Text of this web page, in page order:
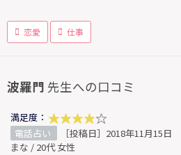
恋愛 仕事
波羅門 先生への口コミ
満足度：
電話占い
［投稿日］2018年11月15日
まな / 20代 女性